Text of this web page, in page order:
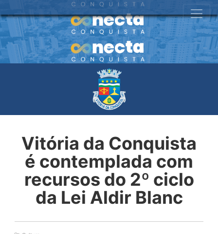
Vitória da Conquista
é contemplada com
recursos do 2º ciclo
da Lei Aldir Blanc